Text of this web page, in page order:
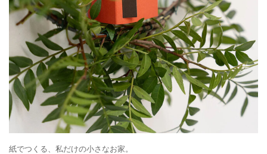
紙でつくる、私だけの小さなお家。